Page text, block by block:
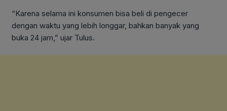
“Karena selama ini konsumen bisa beli di pengecer
dengan waktu yang lebih longgar, bahkan banyak yang
buka 24 jam,” ujar Tulus.